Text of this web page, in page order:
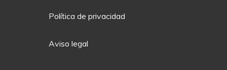
Política de privacidad
Aviso legal